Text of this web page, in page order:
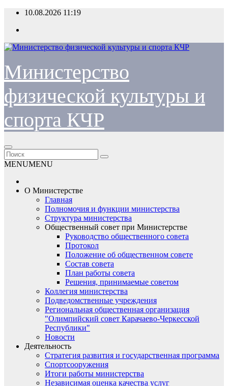
Перейти
содержимому
10.08.2026 11:19
Министерство
физической культуры и
спорта КЧР
MENUMENU
О Министерстве
Главная
Полномочия и функции министерства
Структура министерства
Общественный совет при Министерстве
Руководство общественного совета
Протокол
Положение об общественном совете
Состав совета
План работы совета
Решения, принимаемые советом
Коллегия министерства
Подведомственные учреждения
Региональная общественная организация
"Олимпийский совет Карачаево-Черкесской
Республики"
Новости
Деятельность
Стратегия развития и государственная программа
Спортсооружения
Итоги работы министерства
Независимая оценка качества услуг